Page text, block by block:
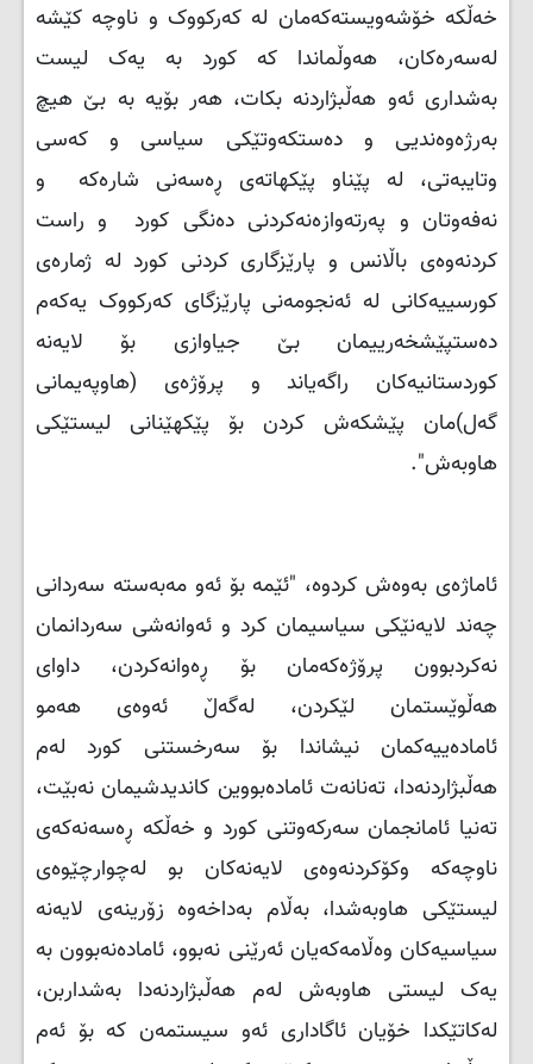
خەڵكە خۆشەویستەكەمان لە كەركووک و ناوچە كێشە
لەسەرەكان، هەوڵماندا كە كورد بە یەک لیست
بەشداری ئەو هەڵبژاردنە بكات، هەر بۆیە بە بێ هیچ
بەرژەوەندیی و دەستكەوتێكی سیاسی و كەسی
وتایبەتی، لە پێناو پێكهاتەی ڕەسەنی شارەكە و
نەفەوتان و پەرتەوازەنەكردنی دەنگی كورد و راست
كردنەوەی باڵانس و پارێزگاری كردنی كورد لە ژمارەی
كورسییەكانی لە ئەنجومەنی پارێزگای كەركووک یەكەم
دەستپێشخەرییمان بێ جیاوازی بۆ لایەنە
كوردستانیەكان راگەیاند و پرۆژەی (هاوپەیمانی
گەل)مان پێشكەش كردن بۆ پێكهێنانی لیستێكی
هاوبەش".
ئاماژەی بەوەش كردوە، "ئێمە بۆ ئەو مەبەستە سەردانی
چەند لایەنێكی سیاسیمان كرد و ئەوانەشی سەردانمان
نەكردبوون پرۆژەكەمان بۆ ڕەوانەكردن، داوای
هەڵوێستمان لێكردن، لەگەڵ ئەوەی هەمو
ئامادەییەكمان نیشاندا بۆ سەرخستنی كورد لەم
هەڵبژاردنەدا، تەنانەت ئامادەبووین كاندیدشیمان نەبێت،
تەنیا ئامانجمان سەركەوتنی كورد و خەڵكە ڕەسەنەكەی
ناوچەكە وكۆكردنەوەی لایەنەكان بو لەچوارچێوەی
لیستێكی هاوبەشدا، بەڵام بەداخەوە زۆرینەی لایەنە
سیاسیەكان وەڵامەكەیان ئەرێنی نەبوو، ئامادەنەبوون بە
یەک لیستی هاوبەش لەم هەڵبژاردنەدا بەشداربن،
لەكاتێكدا خۆیان ئاگاداری ئەو سیستمەن كە بۆ ئەم